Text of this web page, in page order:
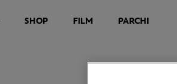
SHOP FILM PARCHI